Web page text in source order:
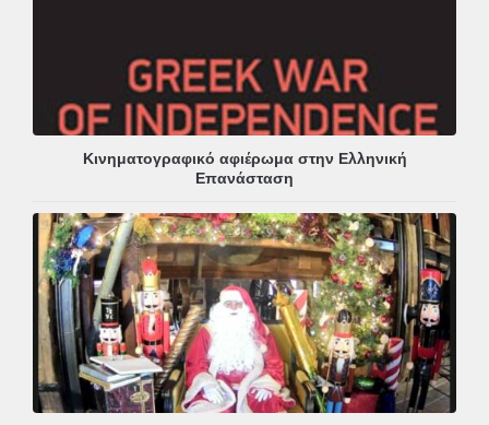
Κινηματογραφικό αφιέρωμα στην Ελληνική
Επανάσταση